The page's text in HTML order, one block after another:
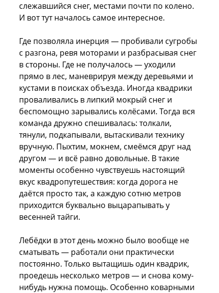
слежавшийся снег, местами почти по колено.
И вот тут началось самое интересное.
Где позволяла инерция — пробивали сугробы
с разгона, ревя моторами и разбрасывая снег
в стороны. Где не получалось — уходили
прямо в лес, маневрируя между деревьями и
кустами в поисках объезда. Иногда квадрики
проваливались в липкий мокрый снег и
беспомощно зарывались колёсами. Тогда вся
команда дружно спешивалась: толкали,
тянули, подкапывали, вытаскивали технику
вручную. Пыхтим, мокнем, смеёмся друг над
другом — и всё равно довольные. В такие
моменты особенно чувствуешь настоящий
вкус квадропутешествия: когда дорога не
даётся просто так, а каждую сотню метров
приходится буквально выцарапывать у
весенней тайги.
Лебёдки в этот день можно было вообще не
сматывать — работали они практически
постоянно. Только вытащишь один квадрик,
проедешь несколько метров — и снова кому-
нибудь нужна помощь. Особенно коварными